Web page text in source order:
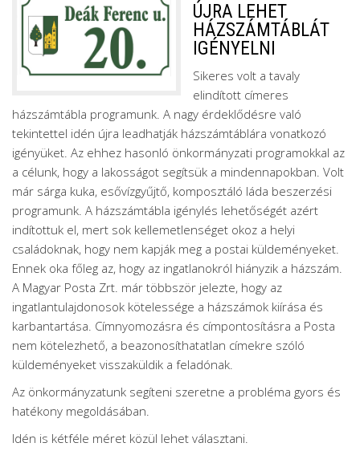
ÚJRA LEHET
HÁZSZÁMTÁBLÁT
IGÉNYELNI
Sikeres volt a tavaly
elindított címeres
házszámtábla programunk. A nagy érdeklődésre való
tekintettel idén újra leadhatják házszámtáblára vonatkozó
igényüket. Az ehhez hasonló önkormányzati programokkal az
a célunk, hogy a lakosságot segítsük a mindennapokban. Volt
már sárga kuka, esővízgyűjtő, komposztáló láda beszerzési
programunk. A házszámtábla igénylés lehetőségét azért
indítottuk el, mert sok kellemetlenséget okoz a helyi
családoknak, hogy nem kapják meg a postai küldeményeket.
Ennek oka főleg az, hogy az ingatlanokról hiányzik a házszám.
A Magyar Posta Zrt. már többször jelezte, hogy az
ingatlantulajdonosok kötelessége a házszámok kiírása és
karbantartása. Címnyomozásra és címpontosításra a Posta
nem kötelezhető, a beazonosíthatatlan címekre szóló
küldeményeket visszaküldik a feladónak.
Az önkormányzatunk segíteni szeretne a probléma gyors és
hatékony megoldásában.
Idén is kétféle méret közül lehet választani.